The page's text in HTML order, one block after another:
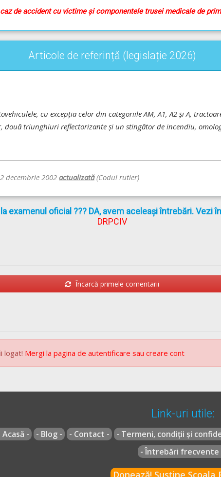
de accident cu victime și componentele trusei medicale de
Articole de referință (legislație 2026)
cu excepția celor din categoriile AM, A1, A2 și A,
două triunghiuri reflectorizante și un stingător de incendiu,
decembrie 2002 actualizată(Codul rutier)
examenul oficial ??? DA, avem aceleași întrebări. Vezi
DRPCIV
Încarcă primele comentarii
logat! Mergi la pagina de autentificare sau creare cont
Link-uri utile:
Acasă - - Blog - - Contact - - Termeni, condiții și
- Întrebări frecvente
Donează! Susține Școala